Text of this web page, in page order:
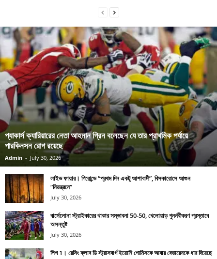
প্যাকার্স ক্যারিয়ারের নেতা আহমান গ্রিন বলেছেন যে তার প্রাথমিক পর্যায়ে
পারকিনসন রোগ রয়েছে
Admin - July 30, 2026
লাইভ ফায়ার। গিরোন্ডে “প্রথম দিন একটু আশাবাদী”, বিসকারোসে আগুন
“নিয়ন্ত্রনে”
July 30, 2026
বার্সেলোনা স্ট্রাইকারের থাকার সম্ভাবনা 50-50, খেলোয়াড় পুনর্নবীকরণ প্রস্তাবে
অসন্তুষ্ট
July 30, 2026
লিগ 1। রেসিং ক্লাব ডি স্ট্রাসবার্গ ইয়োনি গোমিসকে আবার বেভারেনকে ধার দিয়েছে